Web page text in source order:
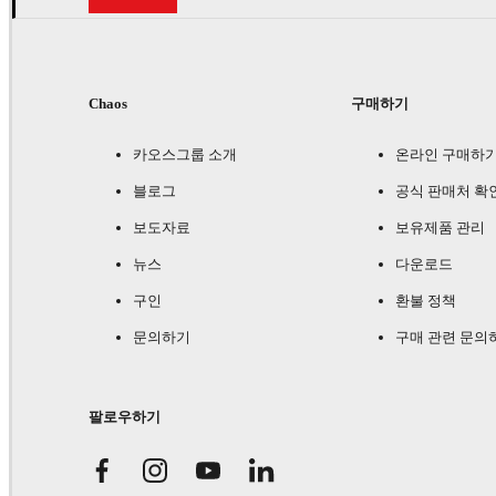
Chaos
카오스그룹 소개
블로그
보도자료
뉴스
구인
문의하기
구매하기
온라인 구매하
공식 판매처 확
보유제품 관리
다운로드
환불 정책
구매 관련 문의
팔로우하기